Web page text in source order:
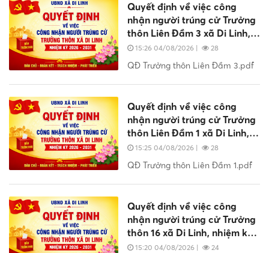
Quyết định về việc công
nhận người trúng cử Trưởng
thôn Liên Đầm 3 xã Di Linh,
nhiệm kỳ 2026 - 2031
15:26 04/08/2026 | 28
QĐ Trưởng thôn Liên Đầm 3.pdf
Quyết định về việc công
nhận người trúng cử Trưởng
thôn Liên Đầm 1 xã Di Linh,
nhiệm kỳ 2026 - 2031
15:25 04/08/2026 | 28
QĐ Trưởng thôn Liên Đầm 1.pdf
Quyết định về việc công
nhận người trúng cử Trưởng
thôn 16 xã Di Linh, nhiệm kỳ
2026 - 2031
15:20 04/08/2026 | 24